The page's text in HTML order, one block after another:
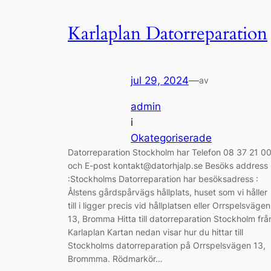
Karlaplan Datorreparation
jul 29, 2024—av
admin
i
Okategoriserade
Datorreparation Stockholm har Telefon 08 37 21 00
och E-post kontakt@datorhjalp.se Besöks address
:Stockholms Datorreparation har besöksadress :
Ålstens gårdspårvägs hållplats, huset som vi håller
till i ligger precis vid hållplatsen eller Orrspelsvägen
13, Bromma Hitta till datorreparation Stockholm
Karlaplan Kartan nedan visar hur du hittar till
Stockholms datorreparation på Orrspelsvägen 13,
Brommma. Rödmarkör…